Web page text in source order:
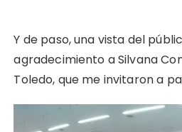
Y de paso, una vista del
agradecimiento a Silvana
Toledo, que me invitaron a